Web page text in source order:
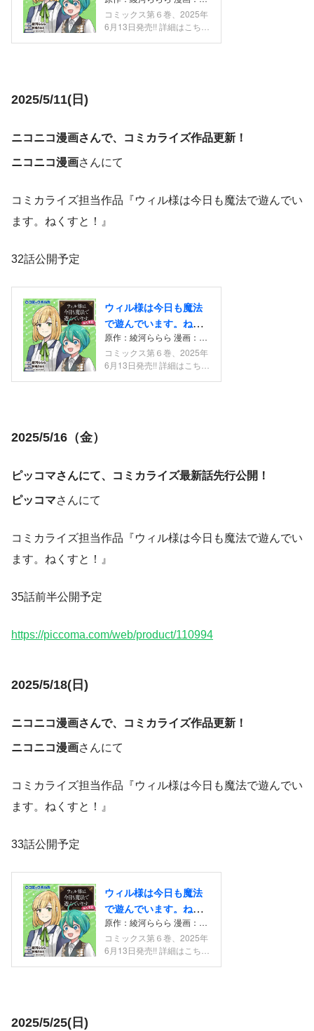
2025/5/11(日)
ニコニコ漫画さんで、コミカライズ作品更新！
ニコニコ漫画さんにて
コミカライズ担当作品『ウィル様は今日も魔法で遊んでい
ます。ねくすと！』
32話公開予定
2025/5/16（金）
ピッコマさんにて、コミカライズ最新話先行公開！
ピッコマさんにて
コミカライズ担当作品『ウィル様は今日も魔法で遊んでい
ます。ねくすと！』
35話前半公開予定
https://piccoma.com/web/product/110994
2025/5/18(日)
ニコニコ漫画さんで、コミカライズ作品更新！
ニコニコ漫画さんにて
コミカライズ担当作品『ウィル様は今日も魔法で遊んでい
ます。ねくすと！』
33話公開予定
2025/5/25(日)